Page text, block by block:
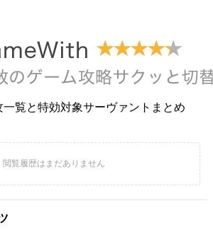
一覧と特効対象サーヴァントまとめ